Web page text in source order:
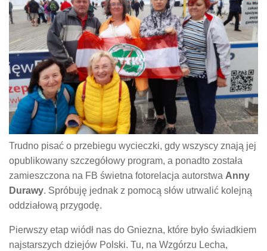
Trudno pisać o przebiegu wycieczki, gdy wszyscy znają jej
opublikowany szczegółowy program, a ponadto została
zamieszczona na FB świetna fotorelacja autorstwa Anny
Durawy. Spróbuję jednak z pomocą słów utrwalić kolejną
oddziałową przygodę.
Pierwszy etap wiódł nas do Gniezna, które było świadkiem
najstarszych dziejów Polski. Tu, na Wzgórzu Lecha,